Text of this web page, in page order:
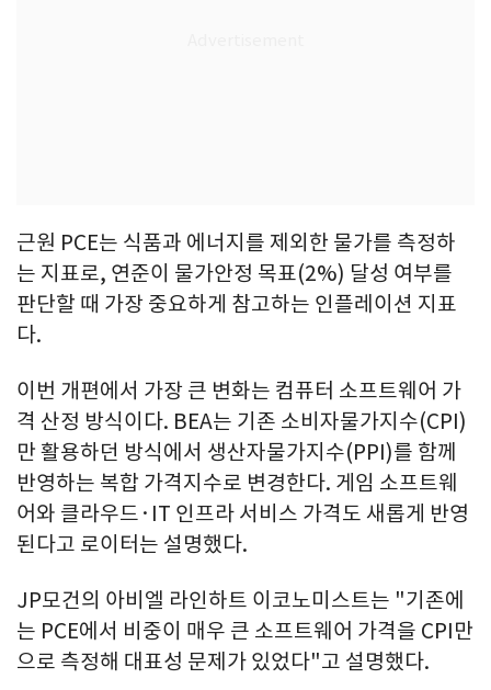
근원 PCE는 식품과 에너지를 제외한 물가를 측정하
는 지표로, 연준이 물가안정 목표(2%) 달성 여부를
판단할 때 가장 중요하게 참고하는 인플레이션 지표
다.
이번 개편에서 가장 큰 변화는 컴퓨터 소프트웨어 가
격 산정 방식이다. BEA는 기존 소비자물가지수(CPI)
만 활용하던 방식에서 생산자물가지수(PPI)를 함께
반영하는 복합 가격지수로 변경한다. 게임 소프트웨
어와 클라우드·IT 인프라 서비스 가격도 새롭게 반영
된다고 로이터는 설명했다.
JP모건의 아비엘 라인하트 이코노미스트는 "기존에
는 PCE에서 비중이 매우 큰 소프트웨어 가격을 CPI만
으로 측정해 대표성 문제가 있었다"고 설명했다.